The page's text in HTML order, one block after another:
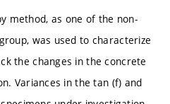
method, as one of the non-
was used to characterize
the changes in the concrete
Variances in the tan (f) and